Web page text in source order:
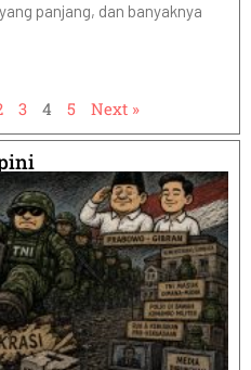
panjang, dan banyaknya
3 4 5 Next »